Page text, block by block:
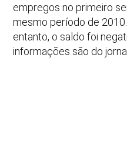
empregos no primeiro
mesmo período de
entanto, o saldo foi
informações são do